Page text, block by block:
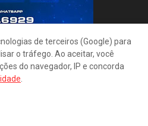
de terceiros (Google) para
o tráfego. Ao aceitar, você
do navegador, IP e concorda